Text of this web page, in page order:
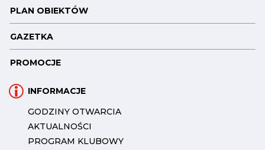
PLAN OBIEKTÓW
GAZETKA
PROMOCJE
INFORMACJE
GODZINY OTWARCIA
AKTUALNOŚCI
PROGRAM KLUBOWY